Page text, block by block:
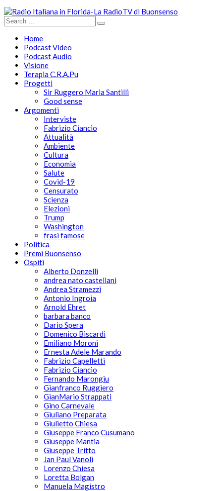
Home
Podcast Video
Podcast Audio
Visione
Terapia C.R.A.Pu
Progetti
Sir Ruggero Maria Santilli
Good sense
Argomenti
Interviste
Fabrizio Ciancio
Attualità
Ambiente
Cultura
Economia
Salute
Covid-19
Censurato
Scienza
Elezioni
Trump
Washington
frasi famose
Politica
Premi Buonsenso
Ospiti
Alberto Donzelli
andrea nato castellani
Andrea Stramezzi
Antonio Ingroia
Arnold Ehret
barbara banco
Dario Spera
Domenico Biscardi
Emiliano Moroni
Ernesta Adele Marando
Fabrizio Capelletti
Fabrizio Ciancio
Fernando Marongiu
Gianfranco Ruggiero
GianMario Strappati
Gino Carnevale
Giuliano Preparata
Giulietto Chiesa
Giuseppe Franco Cusumano
Giuseppe Mantia
Giuseppe Tritto
Jan Paul Vanoli
Lorenzo Chiesa
Loretta Bolgan
Manuela Magistro